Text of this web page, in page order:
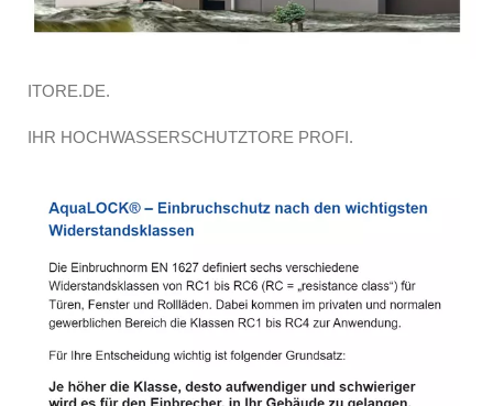
ITORE.DE.
IHR HOCHWASSERSCHUTZTORE PROFI.